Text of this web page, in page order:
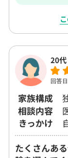
20代
回答
家族構成
相談内容
きっかけ
たくさんあ